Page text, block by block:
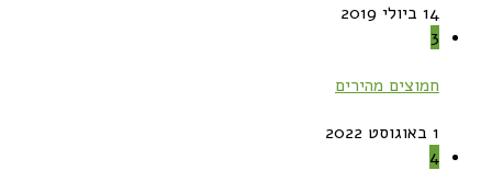
14 ביולי 2019
3
חמוצים מהירים
1 באוגוסט 2022
4